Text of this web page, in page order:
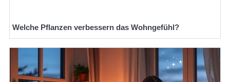
Welche Pflanzen verbessern das Wohngefühl?